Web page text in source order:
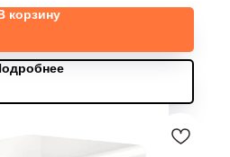
корзину